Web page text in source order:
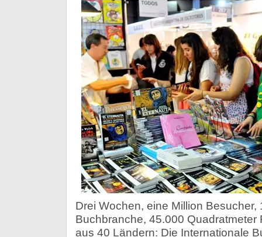
Drei Wochen, eine Million
Buchbranche, 45.000 Quadratmeter
aus 40 Ländern: Die Internationale